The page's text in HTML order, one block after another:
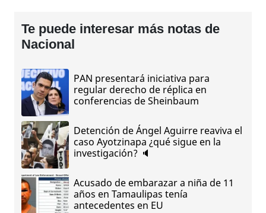
Te puede interesar más notas de
Nacional
PAN presentará iniciativa para
regular derecho de réplica en
conferencias de Sheinbaum
Detención de Ángel Aguirre reaviva el
caso Ayotzinapa ¿qué sigue en la
investigación? 🔈
Acusado de embarazar a niña de 11
años en Tamaulipas tenía
antecedentes en EU